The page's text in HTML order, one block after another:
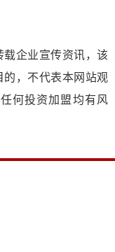
载企业宣传资讯，该
，不代表本网站观
何投资加盟均有风